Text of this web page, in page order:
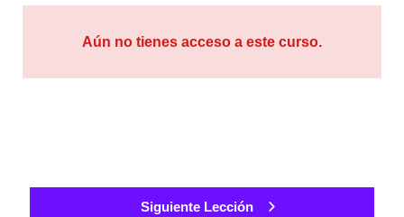
Aún no tienes acceso a este curso.
Siguiente Lección